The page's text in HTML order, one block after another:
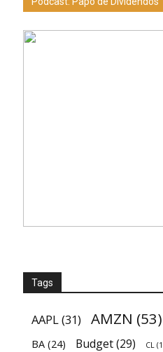
Tags
AAPL(31) AMZN (53)
BA (24) Budget(29) CL